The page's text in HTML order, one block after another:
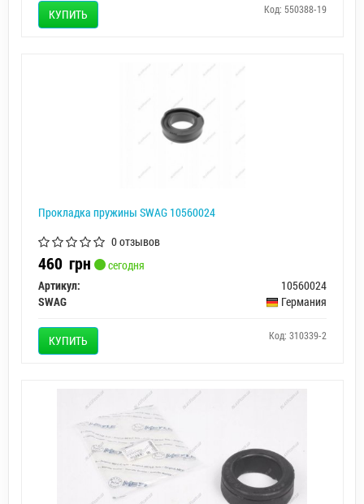
КУПИТЬ Код: 550388-19
Прокладка пружины SWAG 10560024
0 отзывов
460 грн
сегодня
Артикул:
10560024
SWAG
Германия
КУПИТЬ Код: 310339-2